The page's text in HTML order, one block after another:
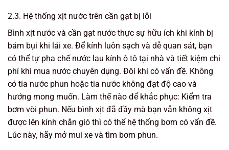
2.3. Hệ thống xịt nước trên cần gạt bị lỗi
Bình xịt nước và cần gạt nước thực sự hữu ích khi kính bị
bám bụi khi lái xe. Để kính luôn sạch và dễ quan sát, bạn
có thể tự pha chế nước lau kính ô tô tại nhà và tiết kiệm chi
phí khi mua nước chuyên dụng. Đôi khi có vấn đề. Không
có tia nước phun hoặc tia nước không đạt độ cao và
hướng mong muốn. Làm thế nào để khắc phục: Kiểm tra
bơm vòi phun. Nếu bình xịt đã đầy mà bạn vẫn không xịt
được lên kính chắn gió thì có thể hệ thống bơm có vấn đề.
Lúc này, hãy mở mui xe và tìm bơm phun.